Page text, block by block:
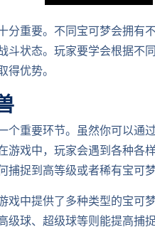
分重要。不同宝可梦会拥有
状态。玩家要学会根据不
优势。
个重要环节。虽然你可以通
游戏中，玩家会遇到各种各
捉到高等级或者稀有宝可
戏中提供了多种类型的宝可
级球、超级球等则能提高捕